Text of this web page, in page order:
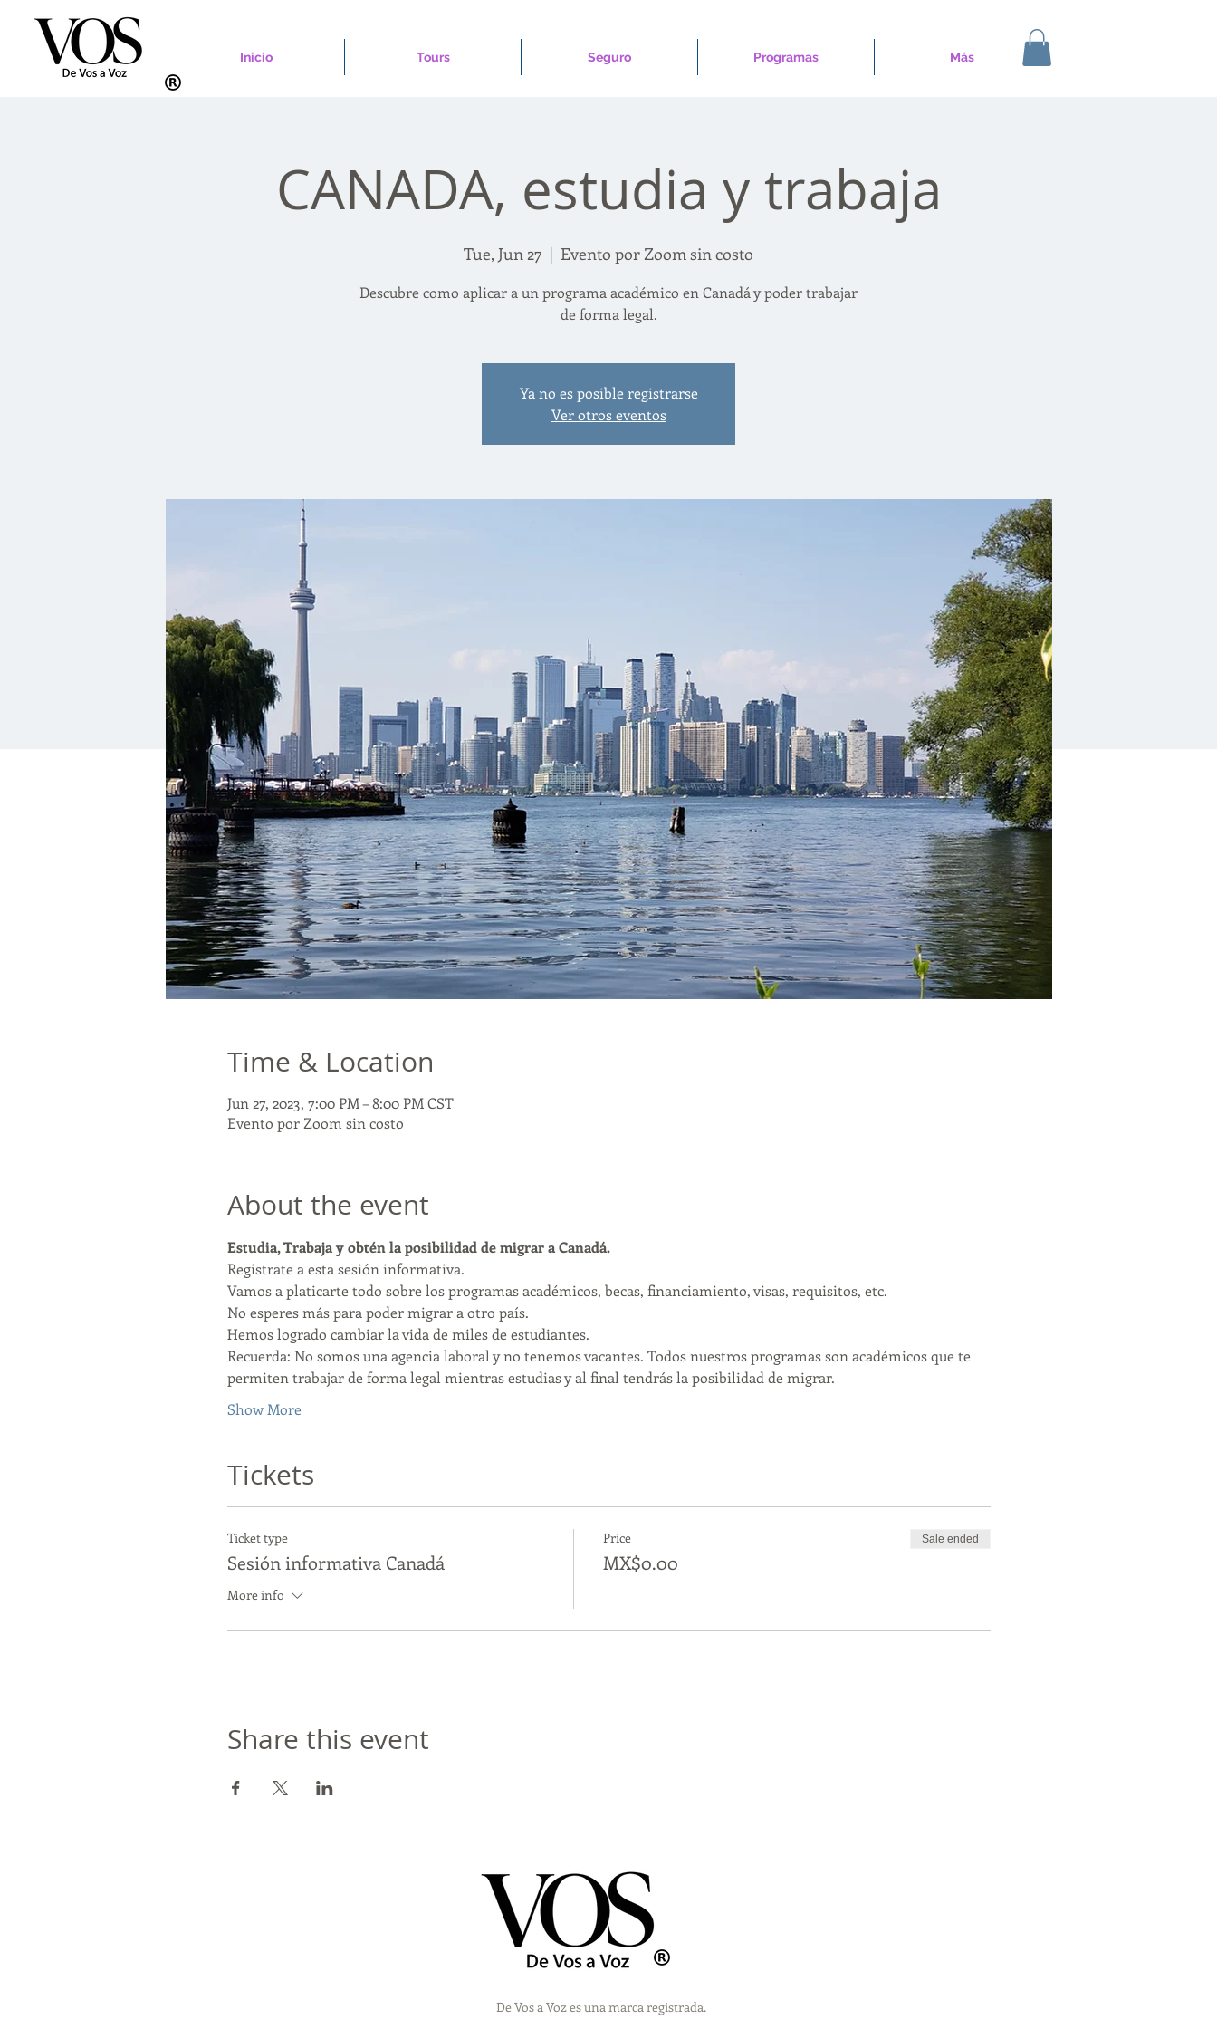
Inicio Tours Seguro Programas Más
CANADA, estudia y trabaja
Tue, Jun 27
  |
Evento por Zoom sin costo
Descubre como aplicar a un programa académico en Canadá y poder trabajar
de forma legal.
Ya no es posible registrarse
Ver otros eventos
Time & Location
Jun 27, 2023, 7:00 PM – 8:00 PM CST
Evento por Zoom sin costo
About the event
Estudia, Trabaja y obtén la posibilidad de migrar a Canadá.
Registrate a esta sesión informativa.
Vamos a platicarte todo sobre los programas académicos, becas, financiamiento, visas, requisitos, etc.
No esperes más para poder migrar a otro país.
Hemos logrado cambiar la vida de miles de estudiantes.
Recuerda: No somos una agencia laboral y no tenemos vacantes. Todos nuestros programas son académicos que te
permiten trabajar de forma legal mientras estudias y al final tendrás la posibilidad de migrar.
Show More
Tickets
Ticket type
Sesión informativa Canadá
More info
Price
MX$0.00
Sale ended
Share this event
De Vos a Voz es una marca registrada.